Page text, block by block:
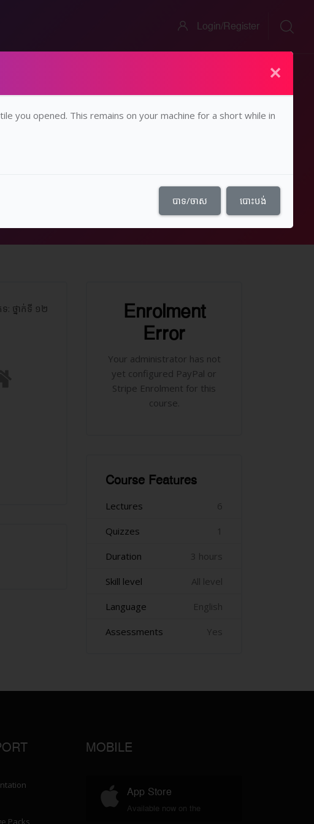
Login/Register
ទ: ថ្នាក់​ទី ១២ Enrolment
Error
Your administrator has not
yet configured PayPal or
Stripe Enrolment for this
course.
Course Features
Lectures 6
Quizzes 1
Duration 3 hours
Skill level All level
Language English
Assessments Yes
Packs
MOBILE
App Store
Available now on the
×
you opened. This remains on your machine for a short while in
បាទ/ចាស បោះបង់